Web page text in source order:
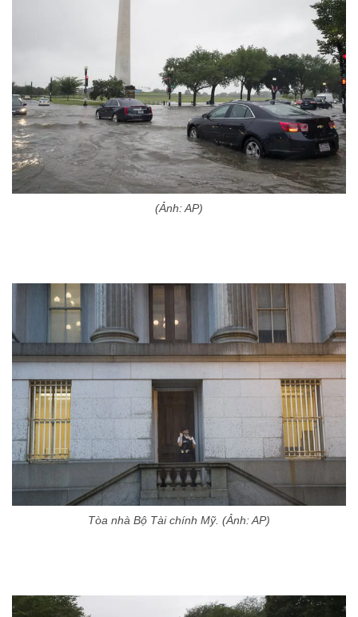
(Ảnh: AP)
Tòa nhà Bộ Tài chính Mỹ. (Ảnh: AP)